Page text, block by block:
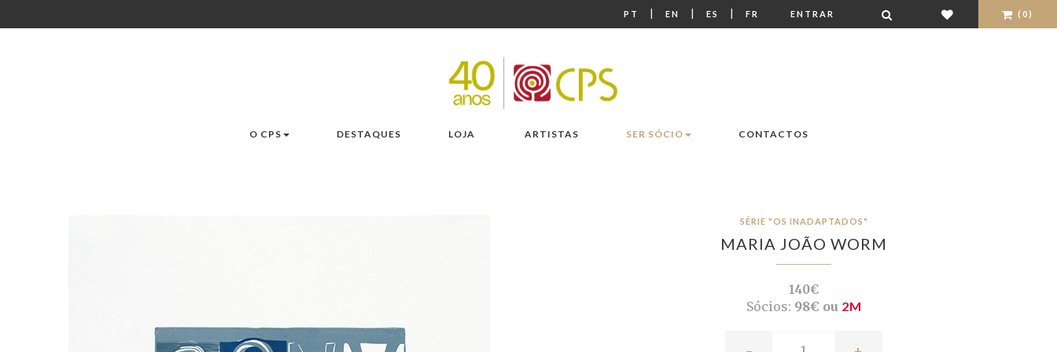
PT | EN | ES | FR ENTRAR (0)
O CPS DESTAQUES LOJA ARTISTAS SER SÓCIO CONTACTOS
SÉRIE "OS INADAPTADOS"
MARIA JOÃO WORM
140€
Sócios: 98€ ou 2M